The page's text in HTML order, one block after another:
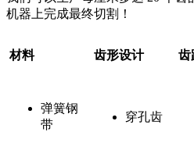
机器上完成最终切割！
材料 齿形设计 齿
弹簧钢
带
穿孔齿